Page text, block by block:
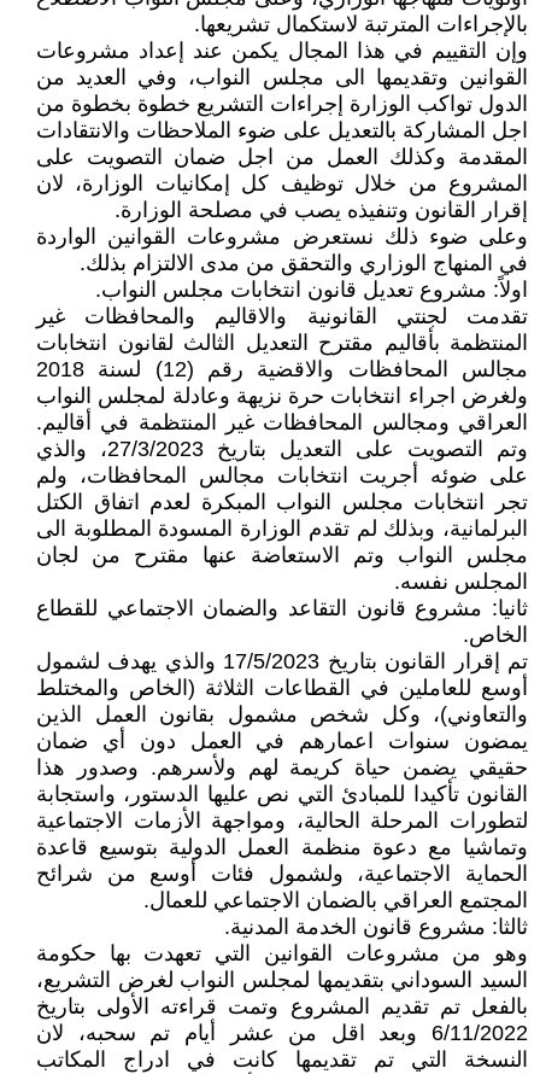
بالإجراءات المترتبة لاستكمال تشريعها.
وإن التقييم في هذا المجال يكمن عند إعداد مشروعات
القوانين وتقديمها الى مجلس النواب، وفي العديد من
الدول تواكب الوزارة إجراءات التشريع خطوة بخطوة من
اجل المشاركة بالتعديل على ضوء الملاحظات والانتقادات
المقدمة وكذلك العمل من اجل ضمان التصويت على
المشروع من خلال توظيف كل إمكانيات الوزارة، لان
إقرار القانون وتنفيذه يصب في مصلحة الوزارة.
وعلى ضوء ذلك نستعرض مشروعات القوانين الواردة
في المنهاج الوزاري والتحقق من مدى الالتزام بذلك.
اولاً: مشروع تعديل قانون انتخابات مجلس النواب.
تقدمت لجنتي القانونية والاقاليم والمحافظات غير
المنتظمة بأقاليم مقترح التعديل الثالث لقانون انتخابات
مجالس المحافظات والاقضية رقم (12) لسنة 2018
ولغرض اجراء انتخابات حرة نزيهة وعادلة لمجلس النواب
العراقي ومجالس المحافظات غير المنتظمة في أقاليم.
وتم التصويت على التعديل بتاريخ 27/3/2023، والذي
على ضوئه أجريت انتخابات مجالس المحافظات، ولم
تجر انتخابات مجلس النواب المبكرة لعدم اتفاق الكتل
البرلمانية، وبذلك لم تقدم الوزارة المسودة المطلوبة الى
مجلس النواب وتم الاستعاضة عنها مقترح من لجان
المجلس نفسه.
ثانيا: مشروع قانون التقاعد والضمان الاجتماعي للقطاع
الخاص.
تم إقرار القانون بتاريخ 17/5/2023 والذي يهدف لشمول
أوسع للعاملين في القطاعات الثلاثة (الخاص والمختلط
والتعاوني)، وكل شخص مشمول بقانون العمل الذين
يمضون سنوات اعمارهم في العمل دون أي ضمان
حقيقي يضمن حياة كريمة لهم ولأسرهم. وصدور هذا
القانون تأكيدا للمبادئ التي نص عليها الدستور، واستجابة
لتطورات المرحلة الحالية، ومواجهة الأزمات الاجتماعية
وتماشيا مع دعوة منظمة العمل الدولية بتوسيع قاعدة
الحماية الاجتماعية، ولشمول فئات أوسع من شرائح
المجتمع العراقي بالضمان الاجتماعي للعمال.
ثالثا: مشروع قانون الخدمة المدنية.
وهو من مشروعات القوانين التي تعهدت بها حكومة
السيد السوداني بتقديمها لمجلس النواب لغرض التشريع،
بالفعل تم تقديم المشروع وتمت قراءته الأولى بتاريخ
6/11/2022 وبعد اقل من عشر أيام تم سحبه، لان
النسخة التي تم تقديمها كانت في ادراج المكاتب